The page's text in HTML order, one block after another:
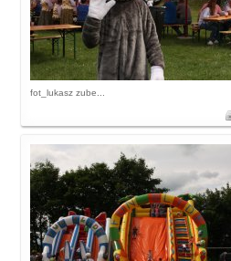
fot_lukasz zube...